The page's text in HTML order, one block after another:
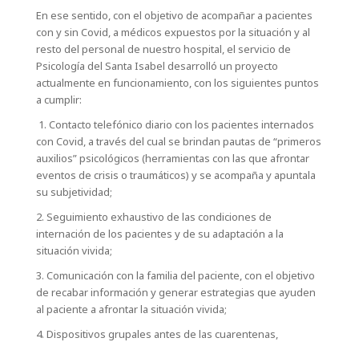
En ese sentido, con el objetivo de acompañar a pacientes
con y sin Covid, a médicos expuestos por la situación y al
resto del personal de nuestro hospital, el servicio de
Psicología del Santa Isabel desarrolló un proyecto
actualmente en funcionamiento, con los siguientes puntos
a cumplir:
1. Contacto telefónico diario con los pacientes internados
con Covid, a través del cual se brindan pautas de “primeros
auxilios” psicológicos (herramientas con las que afrontar
eventos de crisis o traumáticos) y se acompaña y apuntala
su subjetividad;
2. Seguimiento exhaustivo de las condiciones de
internación de los pacientes y de su adaptación a la
situación vivida;
3. Comunicación con la familia del paciente, con el objetivo
de recabar información y generar estrategias que ayuden
al paciente a afrontar la situación vivida;
4. Dispositivos grupales antes de las cuarentenas,